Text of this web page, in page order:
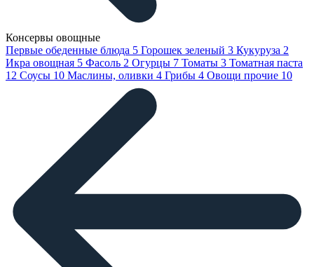
Консервы овощные
Первые обеденные блюда 5 Горошек зеленый 3 Кукуруза 2
Икра овощная 5 Фасоль 2 Огурцы 7 Томаты 3 Томатная паста
12 Соусы 10 Маслины, оливки 4 Грибы 4 Овощи прочие 10